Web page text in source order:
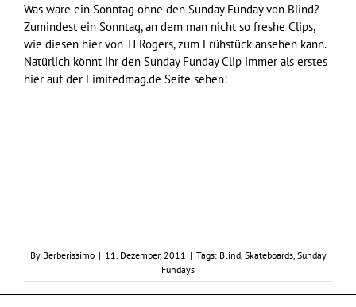
Was wäre ein Sonntag ohne den Sunday Funday von Blind?
Zumindest ein Sonntag, an dem man nicht so freshe Clips,
wie diesen hier von TJ Rogers, zum Frühstück ansehen kann.
Natürlich könnt ihr den Sunday Funday Clip immer als erstes
hier auf der Limitedmag.de Seite sehen!
By Berberissimo | 11. Dezember, 2011 | Tags: Blind, Skateboards, Sunday
Fundays